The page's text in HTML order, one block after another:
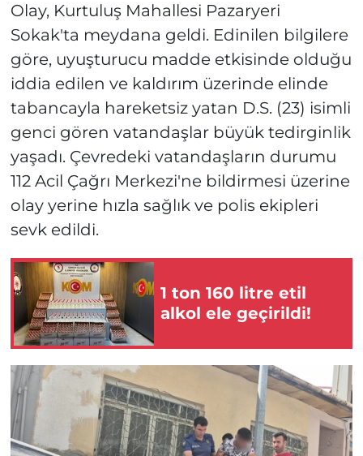
Olay, Kurtuluş Mahallesi Pazaryeri
Sokak'ta meydana geldi. Edinilen bilgilere
göre, uyuşturucu madde etkisinde olduğu
iddia edilen ve kaldırım üzerinde elinde
tabancayla hareketsiz yatan D.S. (23) isimli
genci gören vatandaşlar büyük tedirginlik
yaşadı. Çevredeki vatandaşların durumu
112 Acil Çağrı Merkezi'ne bildirmesi üzerine
olay yerine hızla sağlık ve polis ekipleri
sevk edildi.
1 ton 160 litre etil
alkol ele geçirildi!